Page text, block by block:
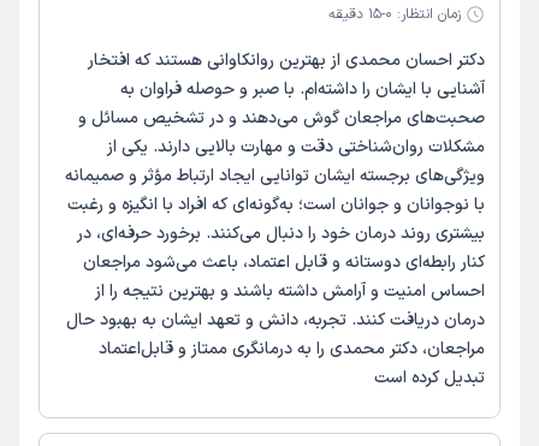
زمان انتظار: 0-15 دقیقه
دکتر احسان محمدی از بهترین روانکاوانی هستند که افتخار
آشنایی با ایشان را داشته‌ام. با صبر و حوصله فراوان به
صحبت‌های مراجعان گوش می‌دهند و در تشخیص مسائل و
مشکلات روان‌شناختی دقت و مهارت بالایی دارند. یکی از
ویژگی‌های برجسته ایشان توانایی ایجاد ارتباط مؤثر و صمیمانه
با نوجوانان و جوانان است؛ به‌گونه‌ای که افراد با انگیزه و رغبت
بیشتری روند درمان خود را دنبال می‌کنند. برخورد حرفه‌ای، در
کنار رابطه‌ای دوستانه و قابل اعتماد، باعث می‌شود مراجعان
احساس امنیت و آرامش داشته باشند و بهترین نتیجه را از
درمان دریافت کنند. تجربه، دانش و تعهد ایشان به بهبود حال
مراجعان، دکتر محمدی را به درمانگری ممتاز و قابل‌اعتماد
تبدیل کرده است